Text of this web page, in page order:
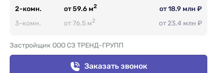
2-комн.
от 59.6 м2
от 18.9 млн ₽
3-комн.
от 76.5 м2 от 23.4 млн ₽
Застройщик ООО СЗ ТРЕНД-ГРУПП
Заказать звонок